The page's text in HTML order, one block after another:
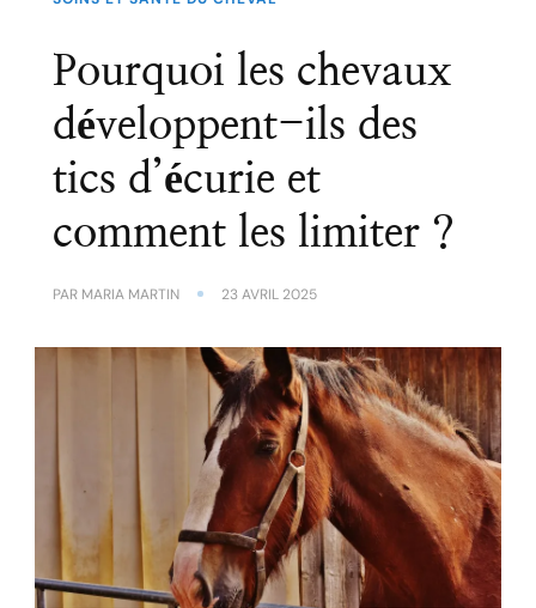
Pourquoi les chevaux
développent-ils des
tics d’écurie et
comment les limiter ?
PAR MARIA MARTIN 23 AVRIL 2025